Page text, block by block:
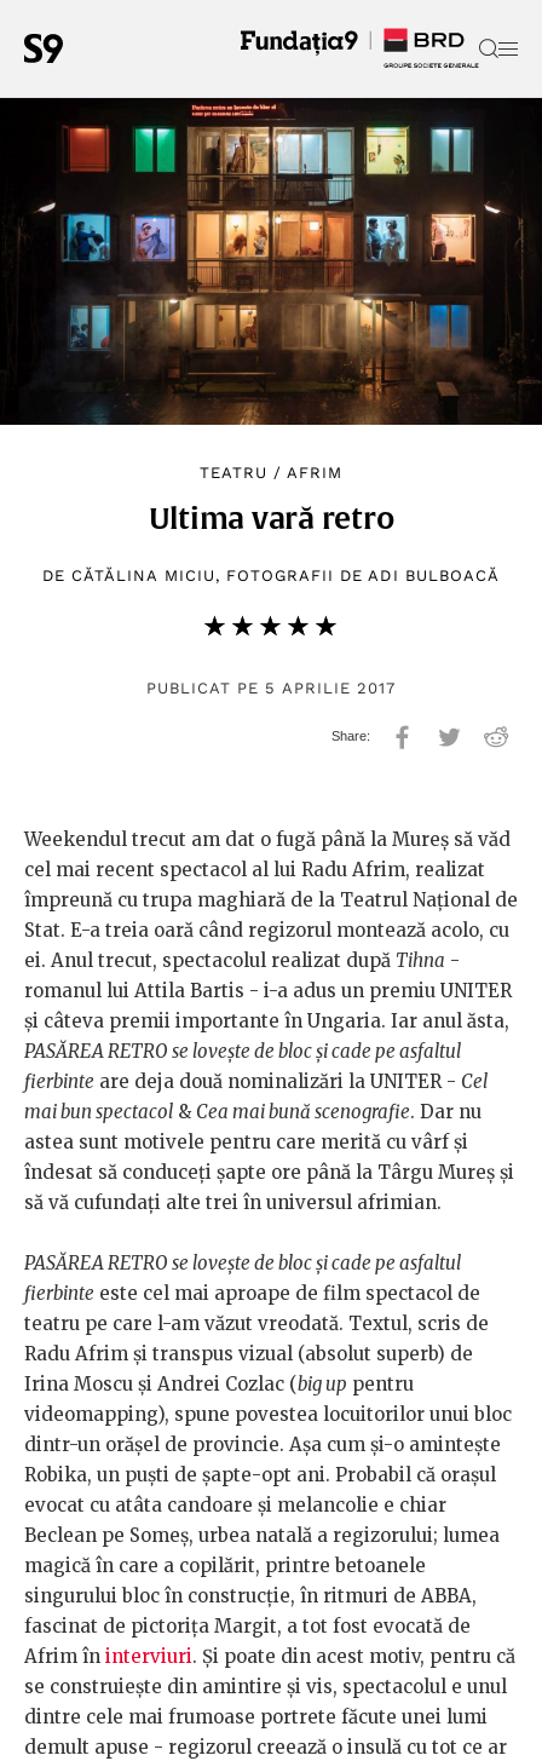
TEATRU /AFRIM
Ultima vară retro
DE CĂTĂLINA MICIU , FOTOGRAFII DEADI BULBOACĂ
★★★★★
☆☆☆☆☆
PUBLICAT PE 5 APRILIE 2017
Weekendul trecut am dat o fugă până la Mureș să văd
cel mai recent spectacol al lui Radu Afrim, realizat
împreună cu trupa maghiară de la Teatrul Național de
Stat. E-a treia oară când regizorul montează acolo, cu
ei. Anul trecut, spectacolul realizat după Tihna -
romanul lui Attila Bartis - i-a adus un premiu UNITER
și câteva premii importante în Ungaria. Iar anul ăsta,
PASĂREA RETRO se lovește de bloc și cade pe asfaltul
fierbinte are deja două nominalizări la UNITER - Cel
mai bun spectacol & Cea mai bună scenografie. Dar nu
astea sunt motivele pentru care merită cu vârf și
îndesat să conduceți șapte ore până la Târgu Mureș și
să vă cufundați alte trei în universul afrimian.
PASĂREA RETRO se lovește de bloc și cade pe asfaltul
fierbinte este cel mai aproape de film spectacol de
teatru pe care l-am văzut vreodată. Textul, scris de
Radu Afrim și transpus vizual (absolut superb) de
Irina Moscu și Andrei Cozlac (big up pentru
videomapping), spune povestea locuitorilor unui bloc
dintr-un orășel de provincie. Așa cum și-o amintește
Robika, un puști de șapte-opt ani. Probabil că orașul
evocat cu atâta candoare și melancolie e chiar
Beclean pe Someș, urbea natală a regizorului; lumea
magică în care a copilărit, printre betoanele
singurului bloc în construcție, în ritmuri de ABBA,
fascinat de pictorița Margit, a tot fost evocată de
Afrim în interviuri. Și poate din acest motiv, pentru că
se construiește din amintire și vis, spectacolul e unul
dintre cele mai frumoase portrete făcute unei lumi
demult apuse - regizorul creează o insulă cu tot ce ar